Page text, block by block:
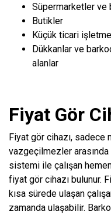
Süpermarketler ve
Butikler
Küçük ticari
Dükkanlar ve
alanlar
Fiyat Gör
Fiyat gör cihazı, sadece
vazgeçilmezler arasında
sistemi ile çalışan
fiyat gör cihazı bulunur.
kısa sürede ulaşan
zamanda ulaşabilir.